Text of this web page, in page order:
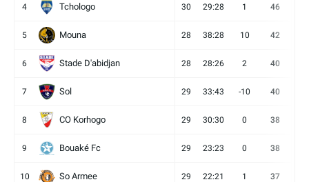
4 Tchologo 30 29:28 1 46
5 Mouna 28 38:28 10 42
6 Stade D'abidjan 28 28:26 2 40
7 Sol 29 33:43 -10 40
8 CO Korhogo 29 30:30 0 38
9 Bouaké Fc 29 23:23 0 38
10 So Armee 29 22:21 1 37